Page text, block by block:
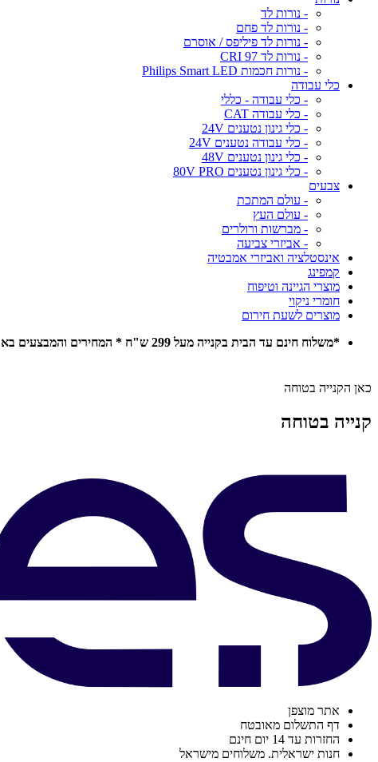
- נורות לד
- נורות לד פחם
- נורות לד פיליפס / אוסרם
- נורות לד CRI 97
- נורות חכמות Philips Smart LED
כלי עבודה
- כלי עבודה - כללי
- כלי עבודה CAT
- כלי גינון נטענים 24V
- כלי עבודה נטענים 24V
- כלי גינון נטענים 48V
- כלי גינון נטענים 80V PRO
צבעים
- עולם המתכת
- עולם העץ
- מברשות ורולרים
- אביזרי צביעה
אינסטלציה ואביזרי אמבטיה
קמפינג
מוצרי הגיינה וטיפוח
חומרי ניקוי
מוצרים לשעת חירום
*משלוח חינם עד הבית בקנייה מעל 299 ש"ח * המחירים והמבצעים באתר תקפים להזמנות אונליין בלבד *
כאן הקנייה בטוחה
קנייה בטוחה
אתר מוצפן
דף התשלום מאובטח
החזרות עד 14 יום חינם
חנות ישראלית. משלוחים מישראל